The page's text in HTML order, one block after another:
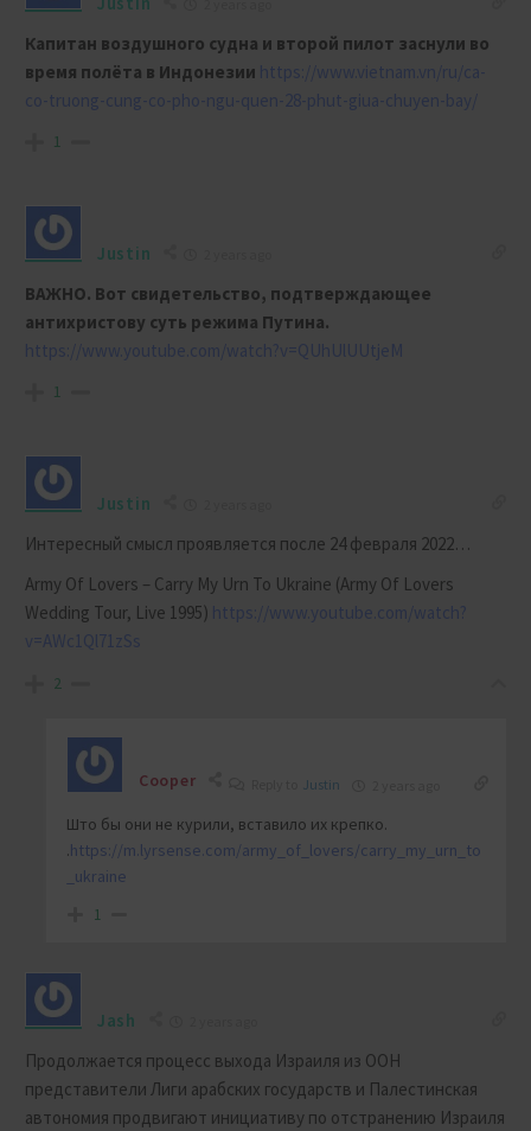
Капитан воздушного судна и второй пилот заснули во
время полёта в Индонезии https://www.vietnam.vn/ru/ca-
co-truong-cung-co-pho-ngu-quen-28-phut-giua-chuyen-bay/
1
Justin
ВАЖНО. Вот свидетельство, подтверждающее
антихристову суть режима Путина.
https://www.youtube.com/watch?v=QUhUlUUtjeM
1
Justin
Интересный смысл проявляется после 24 февраля 2022…
Army Of Lovers – Carry My Urn To Ukraine (Army Of Lovers
Wedding Tour, Live 1995) https://www.youtube.com/watch?
v=AWc1Ql71zSs
2
Cooper Justin
Што бы они не курили, вставило их крепко.
.https://m.lyrsense.com/army_of_lovers/carry_my_urn_to
_ukraine
1
Jash
Продолжается процесс выхода Израиля из ООН
представители Лиги арабских государств и Палестинская
автономия продвигают инициативу по отстранению Израиля